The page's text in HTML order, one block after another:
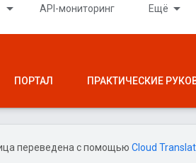
API-мониторинг Ещё
ПОРТАЛ ПРАКТИЧЕСКИЕ
переведена с помощью Cloud